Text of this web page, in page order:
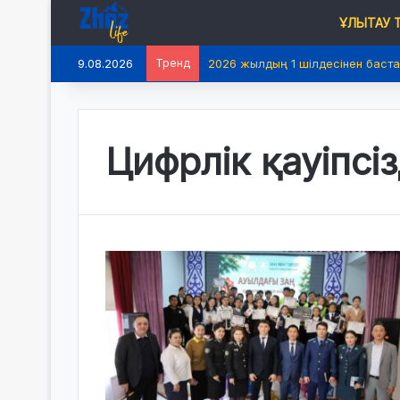
ҰЛЫТАУ
9.08.2026 Тренд 2026 жылдың 1 шілдесінен
Цифрлік